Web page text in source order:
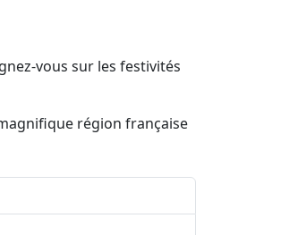
vous sur les festivités
région française